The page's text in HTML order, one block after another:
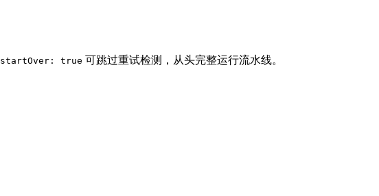
startOver: true 可跳过重试检测，从头完整运行流水线。